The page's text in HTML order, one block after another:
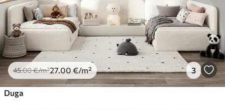
45.00€/m²27.00 €/m² 3
Duga